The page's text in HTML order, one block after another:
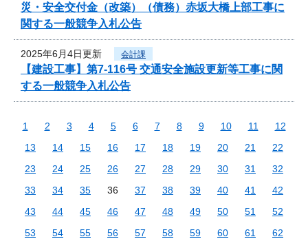
災・安全交付金（改築）（債務）赤坂大橋上部工事に
関する一般競争入札公告
2025年6月4日更新 会計課
【建設工事】第7-116号 交通安全施設更新等工事に関
する一般競争入札公告
1 2 3 4 5 6 7 8 9 10 11
12
13
14 15 16 17 18 19 20 21
22
23
24 25 26 27 28 29 30 31
32
33
34 35 36 37 38 39 40 41
42
43
44 45 46 47 48 49 50 51
52
53
54 55 56 57 58 59 60 61
62